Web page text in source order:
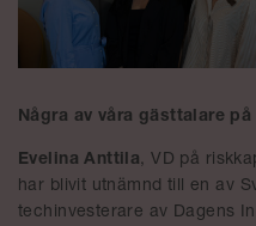
Några av våra gästtalare
Evelina Anttila, VD på
har blivit utnämnd till en av
techinvesterare av Dagens